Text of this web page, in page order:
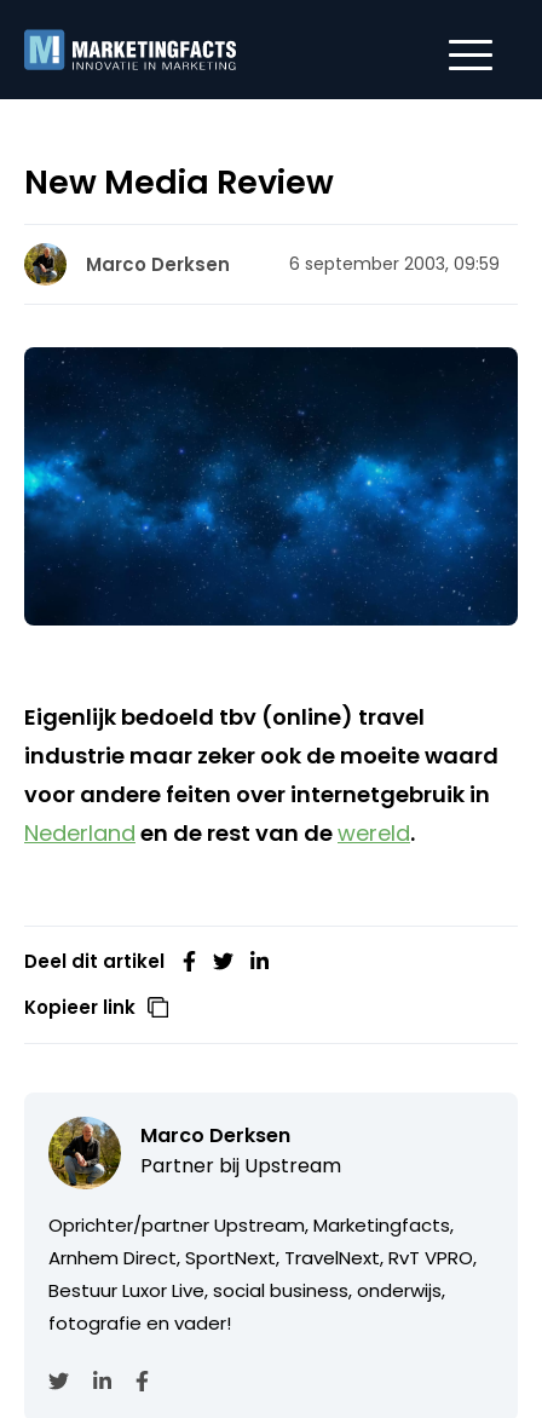
New Media Review
Marco Derksen 6 september 2003, 09:59
Eigenlijk bedoeld tbv (online) travel
industrie maar zeker ook de moeite waard
voor andere feiten over internetgebruik in
Nederland en de rest van dewereld.
Deel dit artikel
Kopieer link
Marco Derksen
Partner bij Upstream
Oprichter/partner Upstream, Marketingfacts,
Arnhem Direct, SportNext, TravelNext, RvT VPRO,
Bestuur Luxor Live, social business, onderwijs,
fotografie en vader!